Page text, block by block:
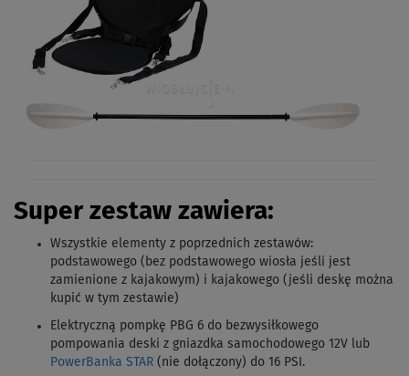
Super zestaw zawiera:
Wszystkie elementy z poprzednich zestawów:
podstawowego (bez podstawowego wiosła jeśli jest
zamienione z kajakowym) i kajakowego (jeśli deskę można
kupić w tym zestawie)
Elektryczną pompkę PBG 6 do bezwysiłkowego
pompowania deski z gniazdka samochodowego 12V lub
PowerBanka STAR (nie dołączony) do 16 PSI.